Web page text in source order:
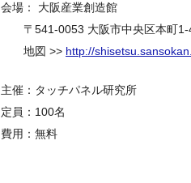
会場： 大阪産業創造館
〒541-0053 大阪市中央区本町1-
地図 >> http://
主催：タッチパネル研究所
定員：100名
費用：無料